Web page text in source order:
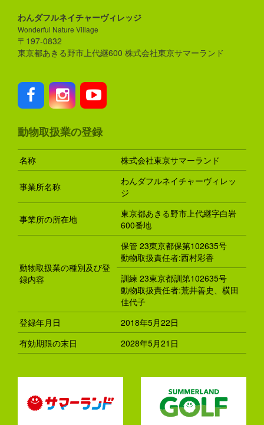
わんダフルネイチャーヴィレッジ
Wonderful Nature Village
〒197-0832
東京都あきる野市上代継600 株式会社東京サマーランド
動物取扱業の登録
名称 株式会社東京サマーランド
事業所名称
わんダフルネイチャーヴィレッ
ジ
事業所の所在地
東京都あきる野市上代継字白岩
600番地
動物取扱業の種別及び登
録内容
保管 23東京都保第102635号
動物取扱責任者:西村彩香
訓練 23東京都訓第102635号
動物取扱責任者:荒井善史、横田
佳代子
登録年月日
2018年5月22日
有効期限の末日
2028年5月21日